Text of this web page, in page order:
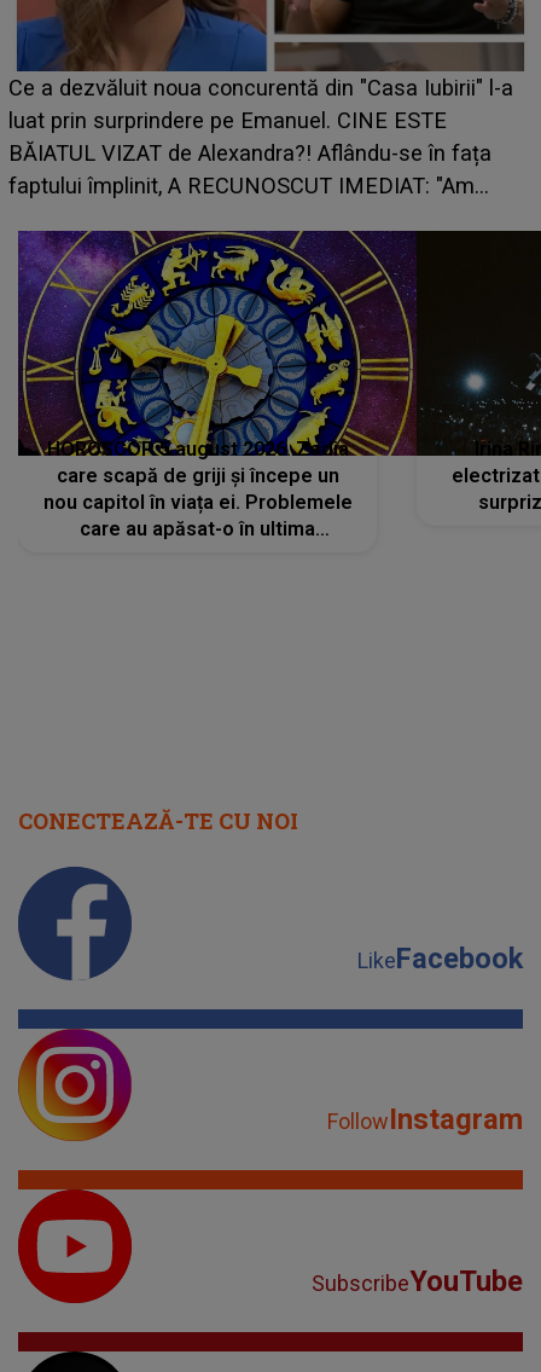
Iubirii" l-a
în fața
"Am
HOROSCOP 7 august 2026. Zodia care
perioadă marcată de încercări.
din toate părțile, iar o veste neașteptată îi
peste cap
HOROSCOP 5 august 2026. Zodia
care scapă de griji și începe un
nou capitol în viața ei. Problemele
care au apăsat-o în ultima
Irina
CONECTEAZĂ-TE CU NOI
LikeFacebook
FollowInstagram
SubscribeYouTube